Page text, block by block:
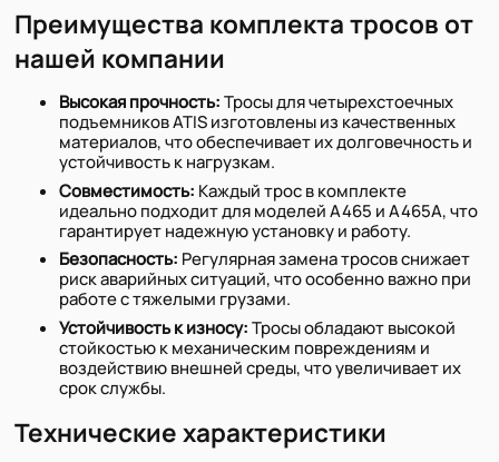
Преимущества комплекта тросов от
нашей компании
Высокая прочность:Тросы для четырехстоечных
подъемников ATIS изготовлены из качественных
материалов, что обеспечивает их долговечность и
устойчивость к нагрузкам.
Совместимость: Каждый трос в комплекте
идеально подходит для моделей A465 и A465A, что
гарантирует надежную установку и работу.
Безопасность: Регулярная замена тросов снижает
риск аварийных ситуаций, что особенно важно при
работе с тяжелыми грузами.
Устойчивость к износу:Тросы обладают высокой
стойкостью к механическим повреждениям и
воздействию внешней среды, что увеличивает их
срок службы.
Технические характеристики